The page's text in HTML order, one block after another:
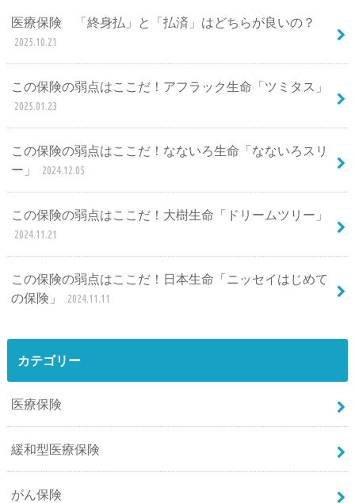
医療保険 「終身払」と「払済」はどちらが良いの？
2025.10.21
この保険の弱点はここだ！アフラック生命「ツミタス」
2025.01.23
この保険の弱点はここだ！なないろ生命「なないろスリ
ー」
2024.12.05
この保険の弱点はここだ！大樹生命「ドリームツリー」
2024.11.21
この保険の弱点はここだ！日本生命「ニッセイはじめて
の保険」
2024.11.11
カテゴリー
医療保険
緩和型医療保険
がん保険